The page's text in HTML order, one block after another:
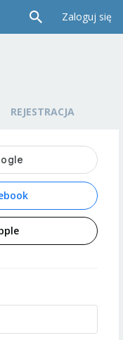
Zaloguj się
REJESTRACJA